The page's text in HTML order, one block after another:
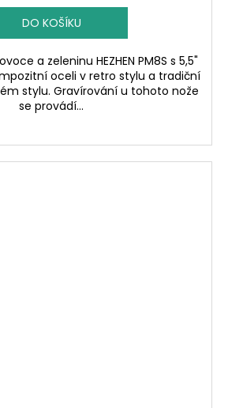
DO KOŠÍKU
a zeleninu HEZHEN PM8S s 5,5"
oceli v retro stylu a tradiční
stylu. Gravírování u tohoto nože
se provádí...